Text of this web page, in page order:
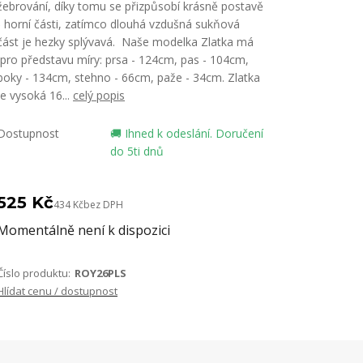
díky tomu se přizpůsobí krásně postavě
horní části, zatímco dlouhá vzdušná sukňová
je hezky splývavá. Naše modelka Zlatka má
pro představu míry: prsa - 124cm, pas - 104cm,
- 134cm, stehno - 66cm, paže - 34cm. Zlatka
vysoká 16... celý popis
🚚 Ihned k odeslání. Doručení
do 5ti dnů
Kč434 Kčbez DPH
není k dispozici
produktu: ROY26PLS
cenu / dostupnost